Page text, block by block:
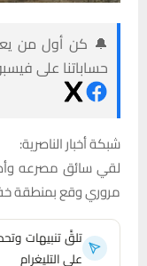
🔔 كن أول من
حساباتنا على
شبكة أخبار الناصرية:
لقي سائق مصرعه
مروري وقع بمنطقة
تلقَّ تنبيهات
على التليغرام